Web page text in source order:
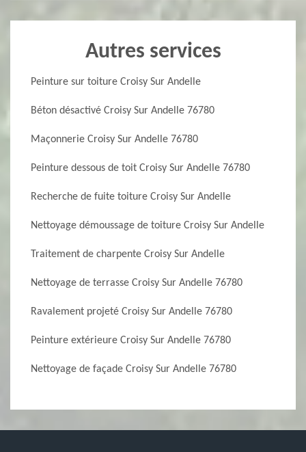
Autres services
Peinture sur toiture Croisy Sur Andelle
Béton désactivé Croisy Sur Andelle 76780
Maçonnerie Croisy Sur Andelle 76780
Peinture dessous de toit Croisy Sur Andelle 76780
Recherche de fuite toiture Croisy Sur Andelle
Nettoyage démoussage de toiture Croisy Sur Andelle
Traitement de charpente Croisy Sur Andelle
Nettoyage de terrasse Croisy Sur Andelle 76780
Ravalement projeté Croisy Sur Andelle 76780
Peinture extérieure Croisy Sur Andelle 76780
Nettoyage de façade Croisy Sur Andelle 76780